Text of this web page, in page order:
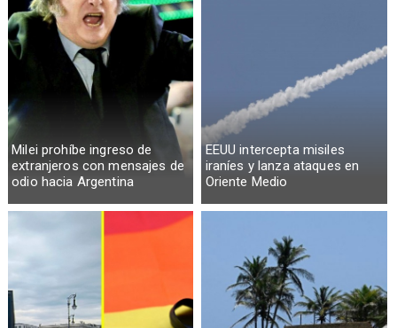
Milei prohíbe ingreso de
extranjeros con mensajes de
odio hacia Argentina
EEUU intercepta misiles
iraníes y lanza ataques en
Oriente Medio